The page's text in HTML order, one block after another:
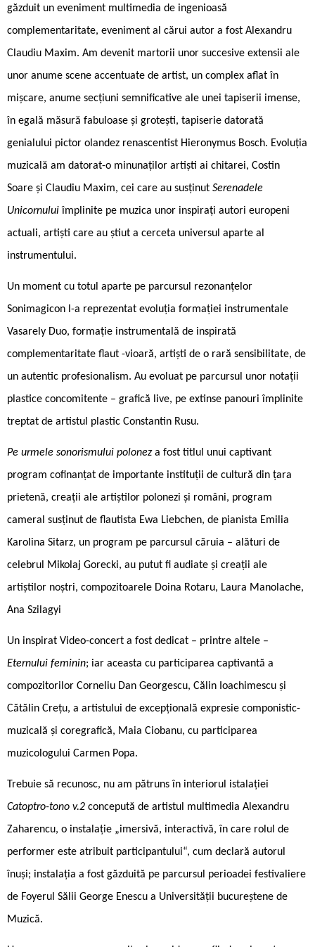
găzduit un eveniment multimedia de ingenioasă
complementaritate, eveniment al cărui autor a fost Alexandru
Claudiu Maxim. Am devenit martorii unor succesive extensii ale
unor anume scene accentuate de artist, un complex aflat în
mișcare, anume secțiuni semnificative ale unei tapiserii imense,
în egală măsură fabuloase și grotești, tapiserie datorată
genialului pictor olandez renascentist Hieronymus Bosch. Evoluția
muzicală am datorat-o minunaților artiști ai chitarei, Costin
Soare și Claudiu Maxim, cei care au susținut Serenadele
Unicornuluiîmplinite pe muzica unor inspirați autori europeni
actuali, artiști care au știut a cerceta universul aparte al
instrumentului.
Un moment cu totul aparte pe parcursul rezonanțelor
Sonimagicon l-a reprezentat evoluția formației instrumentale
Vasarely Duo, formație instrumentală de inspirată
complementaritate flaut -vioară, artiști de o rară sensibilitate, de
un autentic profesionalism. Au evoluat pe parcursul unor notații
plastice concomitente – grafică live, pe extinse panouri împlinite
treptat de artistul plastic Constantin Rusu.
Pe urmele sonorismului poloneza fost titlul unui captivant
program cofinanțat de importante instituții de cultură din țara
prietenă, creații ale artiștilor polonezi și români, program
cameral susținut de flautista Ewa Liebchen, de pianista Emilia
Karolina Sitarz, un program pe parcursul căruia – alături de
celebrul Mikolaj Gorecki, au putut fi audiate și creații ale
artiștilor noștri, compozitoarele Doina Rotaru, Laura Manolache,
Ana Szilagyi
Un inspirat Video-concert a fost dedicat – printre altele –
Eternului feminin; iar aceasta cu participarea captivantă a
compozitorilor Corneliu Dan Georgescu, Călin Ioachimescu și
Cătălin Crețu, a artistului de excepțională expresie componistic-
muzicală și coregrafică, Maia Ciobanu, cu participarea
muzicologului Carmen Popa.
Trebuie să recunosc, nu am pătruns în interiorul istalației
Catoptro-tono v.2 concepută de artistul multimedia Alexandru
Zaharencu, o instalație „imersivă, interactivă, în care rolul de
performer este atribuit participantului“, cum declară autorul
înuși; instalația a fost găzduită pe parcursul perioadei festivaliere
de Foyerul Sălii George Enescu a Universității bucureștene de
Muzică.